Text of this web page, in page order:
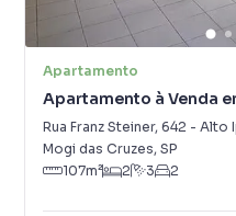
Apartamento
Apartamento à Venda
Rua Franz Steiner, 642 - Alto
Mogi das Cruzes, SP
107m² 2 3 2